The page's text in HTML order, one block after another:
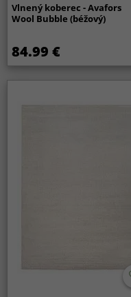
Vlnený koberec - Avafors
Wool Bubble (béžový)
84.99 €